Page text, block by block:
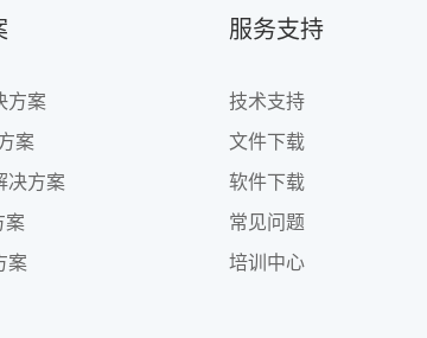
方案
案
决方案
案
案
服务支持
技术支持
文件下载
软件下载
常见问题
培训中心